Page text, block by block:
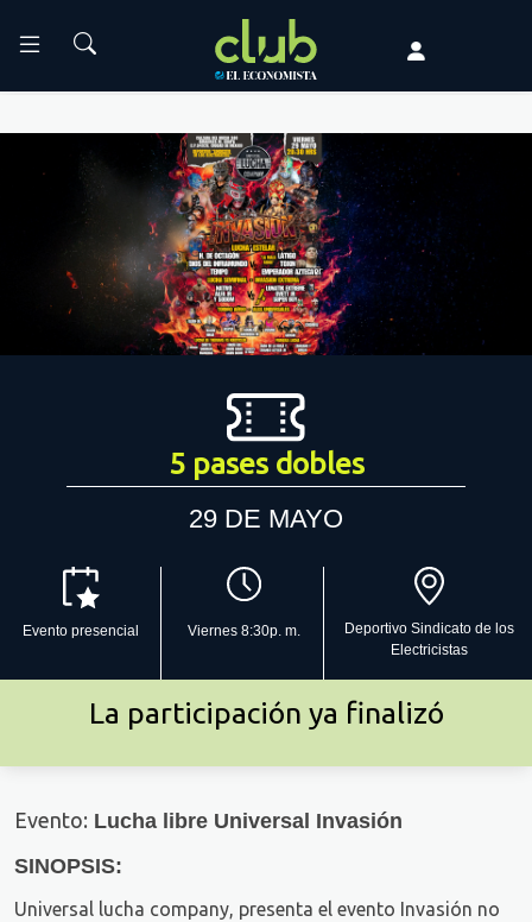
5 pases dobles
29 DE MAYO
Evento presencial Viernes 8:30p. m.
Deportivo Sindicato de los
Electricistas
La participación ya finalizó
Evento: Lucha libre Universal Invasión
SINOPSIS:
Universal lucha company, presenta el evento Invasión no